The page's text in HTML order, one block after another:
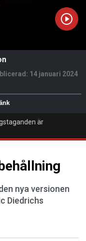
14 januari 2024
är
nya versionen
Diedrichs